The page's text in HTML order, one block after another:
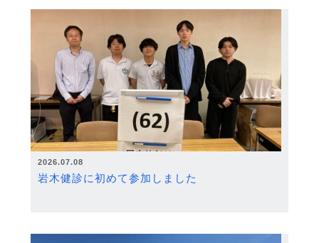
2026.07.08
岩木健診に初めて参加しました